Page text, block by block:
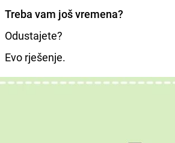
Treba vam još vremena?
Odustajete?
Evo rješenje.